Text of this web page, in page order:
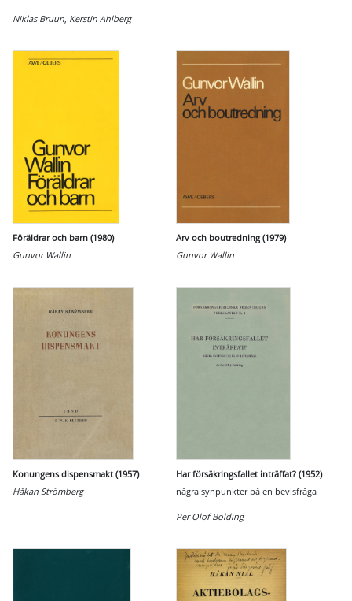
Niklas Bruun, Kerstin Ahlberg
Föräldrar och barn (1980)
Gunvor Wallin
Arv och boutredning (1979)
Gunvor Wallin
Konungens dispensmakt (1957)
Håkan Strömberg
Har försäkringsfallet inträffat? (1952)
några synpunkter på en bevisfråga
Per Olof Bolding